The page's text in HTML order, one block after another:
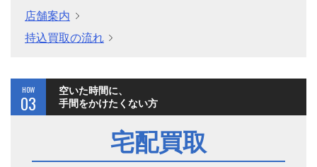
店舗案内
持込買取の流れ
HOW
03
空いた時間に、
手間をかけたくない方
宅配買取